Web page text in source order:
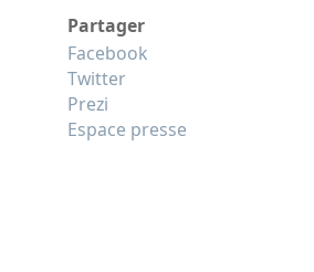
Partager
Facebook
Twitter
Prezi
Espace presse